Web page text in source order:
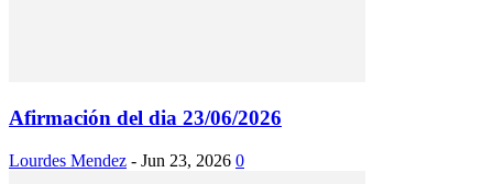
Afirmación del dia 23/06/2026
Lourdes Mendez - Jun 23, 2026 0